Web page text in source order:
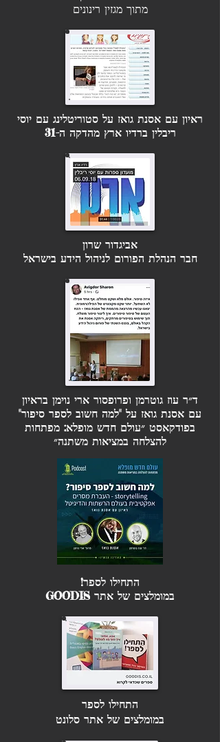
מתוך מגזין רינונים
ראיון עם אסנת גואז על סטוריטלינג עם יוסי
ריבלין ברדיו ארץ מהדקה ה-31
אביגדור שרון
חבר הנהלת הפורום לניהול הידע בישראל
ד״ר עוז גוטרמן ופרופסור ארי נוימן בראיון
עם אסנת גואז על "למה חשוב לספר סיפור"
בפודקאסט ״עולם חדש מופלא: מפתחות
להצלחה במציאות משתנה״
התחילו לספר!
במומלצים של אתר GOODIS
התחילו לספר
במומלצים של אתר סלונט